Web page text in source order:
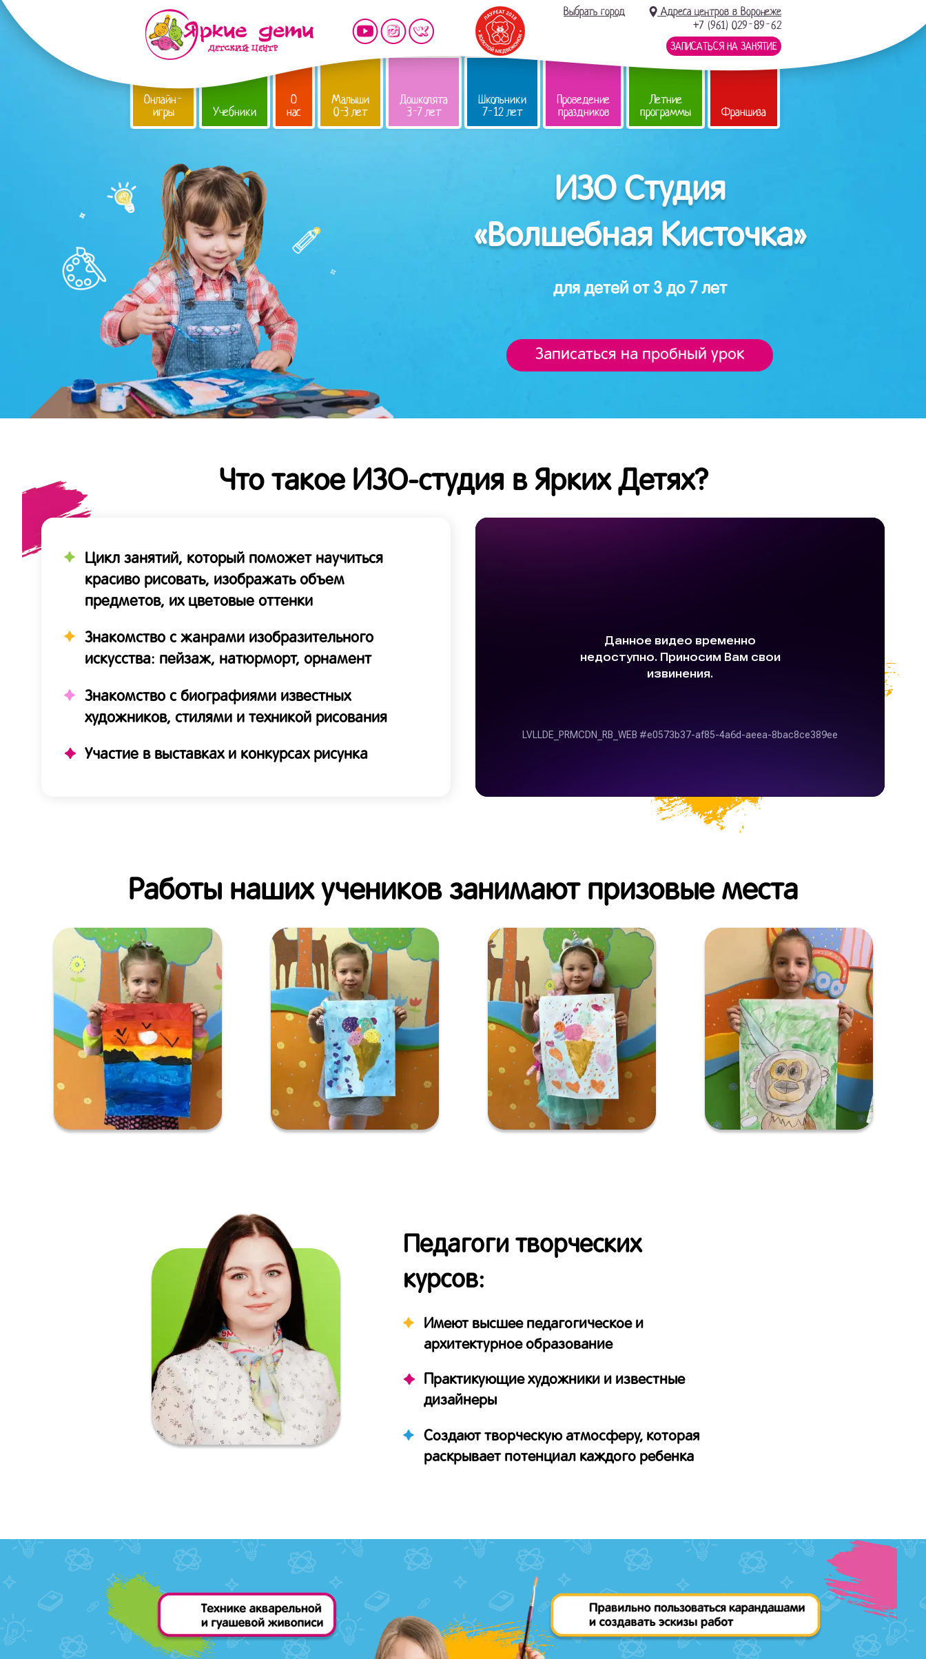
Выбрать город
Адреса центров в Воронеже
+7 (961) 029-89-62
ЗАПИСАТЬСЯ НА ЗАНЯТИЕ
Онлайн-
игры Учебники
О
нас
Малыши
0-3 лет
Дошколята
3-7 лет
Школьники
7-12 лет
Проведение
праздников
Летние
программы Франшиза
ИЗО Студия
«Волшебная Кисточка»
для детей от 3 до 7 лет
Записаться на пробный урок
Что такое ИЗО-студия в Ярких Детях?
Цикл занятий, который поможет научиться
красиво рисовать, изображать объем
предметов, их цветовые оттенки
Знакомство с жанрами изобразительного
искусства: пейзаж, натюрморт, орнамент
Знакомство с биографиями известных
художников, стилями и техникой рисования
Участие в выставках и конкурсах рисунка
Работы наших учеников занимают призовые места
Педагоги творческих
курсов:
Имеют высшее педагогическое и
архитектурное образование
Практикующие художники и известные
дизайнеры
Создают творческую атмосферу, которая
раскрывает потенциал каждого ребенка